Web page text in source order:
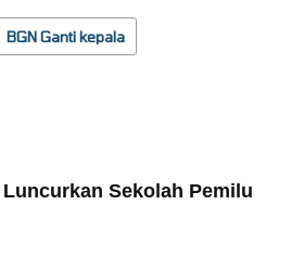
BGN Ganti kepala
Sekolah Pemilu